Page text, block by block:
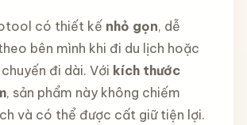
có thiết kế nhỏ gọn, dễ
bên mình khi đi du lịch hoặc
đi dài. Với kích thước
, sản phẩm này không chiếm
và có thể được cất giữ tiện lợi.